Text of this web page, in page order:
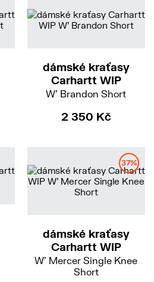
dámské kraťasy
Carhartt WIP
W' Brandon Short
2 350 Kč
37%
dámské kraťasy
Carhartt WIP
W' Mercer Single Knee
Short